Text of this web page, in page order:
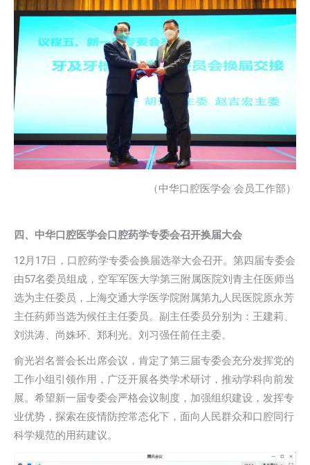
（中华口腔医学会 会员工作部）
四、中华口腔医学会口腔药学专委会召开换届大会
12月17日，口腔药学专委会换届选举大会召开。第四届专委会
由57名委员组成，空军军医大学第三附属医院刘青主任医师当
选为主任委员，上海交通大学医学院附属第九人民医院原永芳
主任药师当选为候任主任委员。副主任委员分别为：王建莉、
刘洪涛、尚姝环、郑利光。刘习强任前任主委。
俞光岩名誉会长出席会议，肯定了第三届专委会充分发挥党的
工作小组引领作用，广泛开展各类学术研讨，推动学科向前发
展。希望新一届专委会严格会议制度，加强组织建设，发挥专
业优势，探索在疫情防控常态化下，面向人民群众和口腔同行
科学规范的用药建议。